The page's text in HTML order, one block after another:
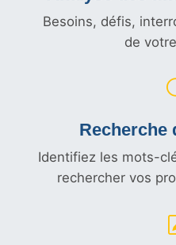
Besoins, défis,
de
Recherche
Identifiez les mots-
rechercher vos